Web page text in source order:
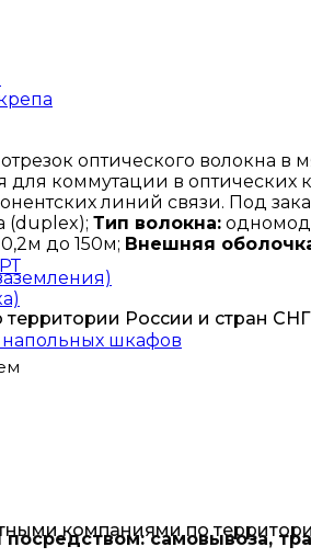
напольных шкафов
оптического волокна
коммутации в оптических
линий связи. Под
(duplex); Тип волокна: одномод
0,2м до 150м; Внешняя
территории России и стран
компаниями посамовывоза,